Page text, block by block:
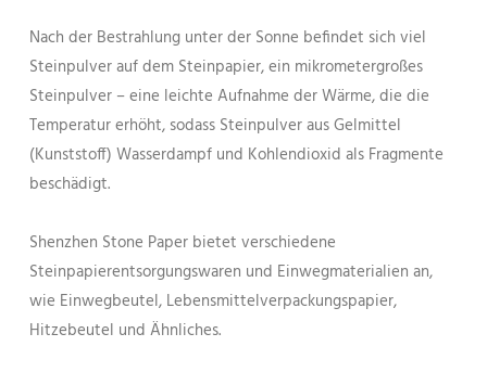
Nach der Bestrahlung unter der Sonne befindet sich viel
Steinpulver auf dem Steinpapier, ein mikrometergroßes
Steinpulver – eine leichte Aufnahme der Wärme, die die
Temperatur erhöht, sodass Steinpulver aus Gelmittel
(Kunststoff) Wasserdampf und Kohlendioxid als Fragmente
beschädigt.
Shenzhen Stone Paper bietet verschiedene
Steinpapierentsorgungswaren und Einwegmaterialien an,
wie Einwegbeutel, Lebensmittelverpackungspapier,
Hitzebeutel und Ähnliches.